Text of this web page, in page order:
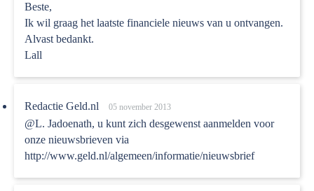
Beste,
Ik wil graag het laatste financiele nieuws van u ontvangen.
Alvast bedankt.
Lall
Redactie Geld.nl 05 november 2013
@L. Jadoenath, u kunt zich desgewenst aanmelden voor
onze nieuwsbrieven via
http://www.geld.nl/algemeen/informatie/nieuwsbrief